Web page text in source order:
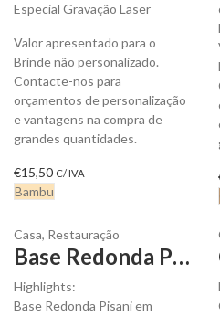
Especial Gravação Laser
Valor apresentado para o
Brinde não personalizado.
Contacte-nos para
orçamentos de personalização
e vantagens na compra de
grandes quantidades.
€15,50 C/ IVA
Bambu
Casa, Restauração
Base Redonda Pisani em Cortiça para personalizar
Highlights:
Base Redonda Pisani em